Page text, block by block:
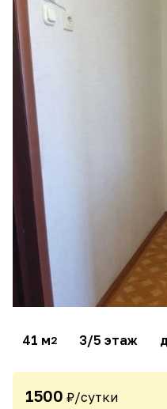
41 м2 3/5 этаж
1500 ₽/сутки